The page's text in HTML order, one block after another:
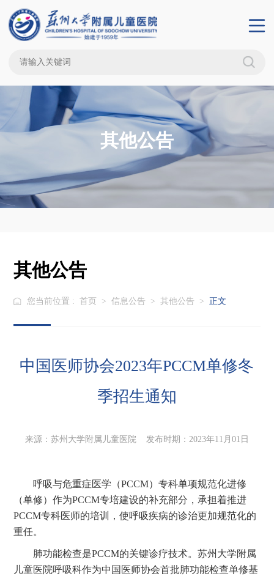
其他公告
其他公告
您当前位置 : 首页 > 信息公告 > 其他公告 > 正文
中国医师协会2023年PCCM单修冬
季招生通知
来源：苏州大学附属儿童医院 发布时期：2023年11月01日
呼吸与危重症医学（PCCM）专科单项规范化进修
（单修）作为PCCM专培建设的补充部分，承担着推进
PCCM专科医师的培训，使呼吸疾病的诊治更加规范化的
重任。
肺功能检查是PCCM的关键诊疗技术。苏州大学附属
儿童医院呼吸科作为中国医师协会首批肺功能检查单修基